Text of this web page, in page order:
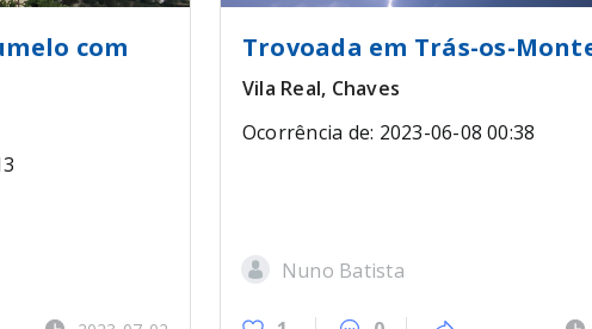
com
Trovoada em Trás-os-
Vila Real, Chaves
Ocorrência de: 2023-06-08 00:38
Nuno Batista